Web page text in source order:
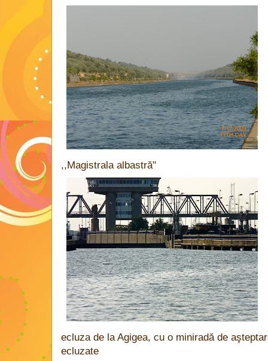
,,Magistrala albastră"
ecluza de la Agigea, cu o miniradă de
ecluzate